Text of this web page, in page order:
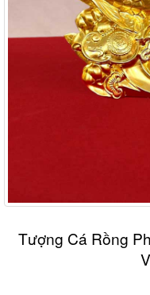
Tượng Cá Rồng